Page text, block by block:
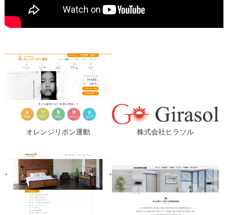
オレンジリボン運動 株式会社ヒラソル